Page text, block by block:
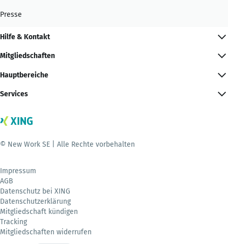
Presse
Hilfe & Kontakt
Mitgliedschaften
Hauptbereiche
Services
© New Work SE | Alle Rechte vorbehalten
Impressum
AGB
Datenschutz bei XING
Datenschutzerklärung
Mitgliedschaft kündigen
Tracking
Mitgliedschaften widerrufen